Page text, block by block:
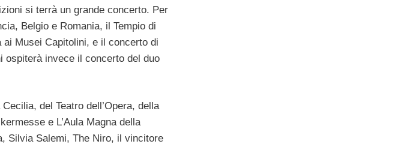
si terrà un grande concerto. Per
Belgio e Romania, il Tempio di
ai Musei Capitolini, e il concerto di
ospiterà invece il concerto del duo
del Teatro dell’Opera, della
e L’Aula Magna della
Silvia Salemi, The Niro, il vincitore